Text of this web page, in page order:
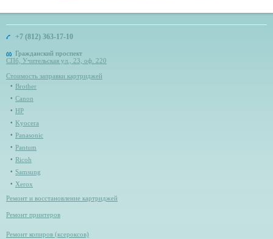
+7 (812) 363-17-10
Гражданский проспект
СПб, Учительская ул., 23, оф. 220
Стоимость заправки картриджей
Brother
Canon
HP
Kyocera
Panasonic
Pantum
Ricoh
Samsung
Xerox
Ремонт и восстановление картриджей
Ремонт принтеров
Ремонт копиров (ксероксов)